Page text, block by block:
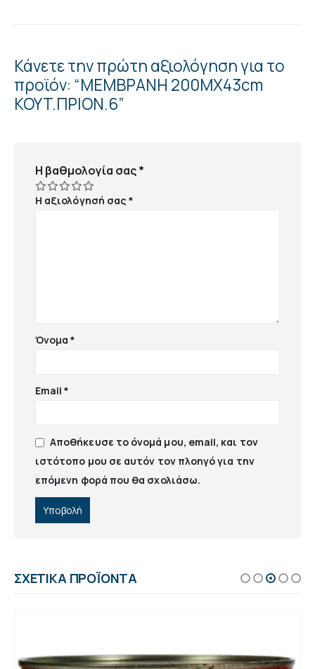
Κάνετε την πρώτη αξιολόγηση για το
προϊόν: “ΜΕΜΒΡΑΝΗ 200ΜΧ43cm
KOYT.ΠΡΙΟΝ.6”
Η βαθμολογία σας*
Η αξιολόγησή σας*
Όνομα*
Email*
Αποθήκευσε το όνομά μου, email, και τον
ιστότοπο μου σε αυτόν τον πλοηγό για την
επόμενη φορά που θα σχολιάσω.
ΣΧΕΤΙΚΆ ΠΡΟΪΌΝΤΑ